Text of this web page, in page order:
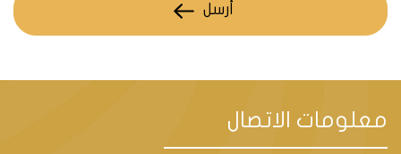
أرسل
معلومات الاتصال